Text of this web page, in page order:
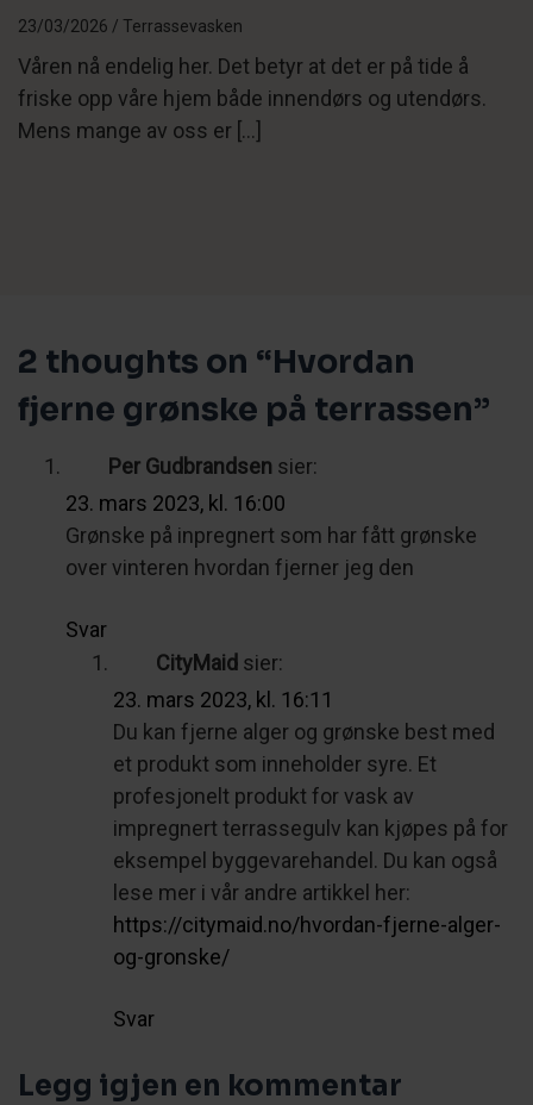
23/03/2026 / Terrassevasken
Våren nå endelig her. Det betyr at det er på tide å
friske opp våre hjem både innendørs og utendørs.
Mens mange av oss er […]
2 thoughts on “Hvordan
fjerne grønske på terrassen”
Per Gudbrandsen sier:
23. mars 2023, kl. 16:00
Grønske på inpregnert som har fått grønske
over vinteren hvordan fjerner jeg den
Svar
CityMaid sier:
23. mars 2023, kl. 16:11
Du kan fjerne alger og grønske best med
et produkt som inneholder syre. Et
profesjonelt produkt for vask av
impregnert terrassegulv kan kjøpes på for
eksempel byggevarehandel. Du kan også
lese mer i vår andre artikkel her:
https://citymaid.no/hvordan-fjerne-alger-
og-gronske/
Svar
Legg igjen en kommentar